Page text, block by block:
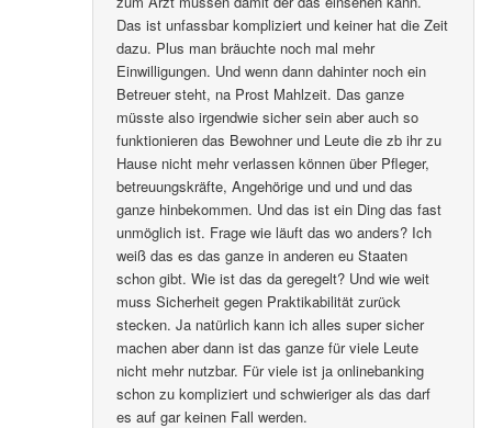
Das ist unfassbar kompliziert und keiner hat die Zeit
dazu. Plus man bräuchte noch mal mehr
Einwilligungen. Und wenn dann dahinter noch ein
Betreuer steht, na Prost Mahlzeit. Das ganze
müsste also irgendwie sicher sein aber auch so
funktionieren das Bewohner und Leute die zb ihr zu
Hause nicht mehr verlassen können über Pfleger,
betreuungskräfte, Angehörige und und und das
ganze hinbekommen. Und das ist ein Ding das fast
unmöglich ist. Frage wie läuft das wo anders? Ich
weiß das es das ganze in anderen eu Staaten
schon gibt. Wie ist das da geregelt? Und wie weit
muss Sicherheit gegen Praktikabilität zurück
stecken. Ja natürlich kann ich alles super sicher
machen aber dann ist das ganze für viele Leute
nicht mehr nutzbar. Für viele ist ja onlinebanking
schon zu kompliziert und schwieriger als das darf
es auf gar keinen Fall werden.